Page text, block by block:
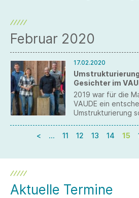
Februar 2020
17.02.2020
Gesichter im
2019 war für die
VAUDE ein
Umstrukturierung
Digitalisierung und
voran zu treiben.
Quote von Frauen
< … 11 12 13 14 15
Aktuelle Termine